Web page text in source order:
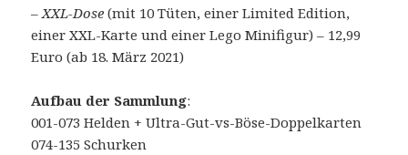
–XXL-Dose (mit 10 Tüten, einer Limited Edition,
einer XXL-Karte und einer Lego Minifigur) – 12,99
Euro (ab 18. März 2021)
Aufbau der Sammlung:
001-073 Helden + Ultra-Gut-vs-Böse-Doppelkarten
074-135 Schurken